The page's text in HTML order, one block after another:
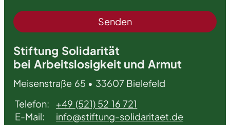
Stiftung Solidarität
bei Arbeitslosigkeit und Armut
Meisenstraße 65 • 33607 Bielefeld
Telefon:
+49 (521) 52 16 721
E-Mail:
info@stiftung-solidaritaet.de